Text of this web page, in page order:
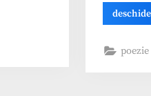
deschide
poezie